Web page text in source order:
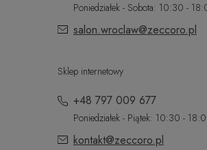
Poniedziałek - Sobota: 10:30 -
salon.wroclaw@zeccoro.pl
Sklep internetowy
+48 797 009 677
Poniedziałek - Piątek: 10:30 -
kontakt@zeccoro.pl